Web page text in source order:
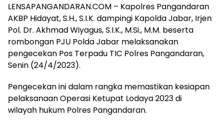
LENSAPANGANDARAN.COM – Kapolres Pangandaran
AKBP Hidayat, S.H., S.I.K. dampingi Kapolda Jabar, Irjen
Pol. Dr. Akhmad Wiyagus, S.I.K., M.Si., M.M. beserta
rombongan PJU Polda Jabar melaksanakan
pengecekan Pos Terpadu TIC Polres Pangandaran,
Senin (24/4/2023).
Pengecekan ini dalam rangka memastikan kesiapan
pelaksanaan Operasi Ketupat Lodaya 2023 di
wilayah hukum Polres Pangandaran.